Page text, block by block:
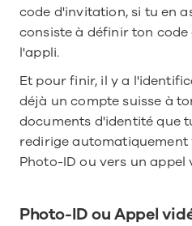
code d'invitation, si tu en
consiste à définir ton
l'appli.
Et pour finir, il y a
déjà un compte suisse à
documents d'identité que
redirige
Photo-ID ou vers un appel
Photo-ID ou Appel